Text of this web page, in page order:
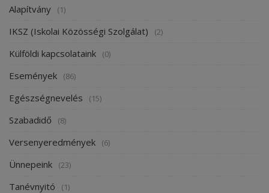
Alapítvány (1)
IKSZ (Iskolai Közösségi Szolgálat) (2)
Külföldi kapcsolataink (0)
Események (86)
Egészségnevelés (15)
Szabadidő (8)
Versenyeredmények (6)
Ünnepeink (23)
Tanévnyitó (1)